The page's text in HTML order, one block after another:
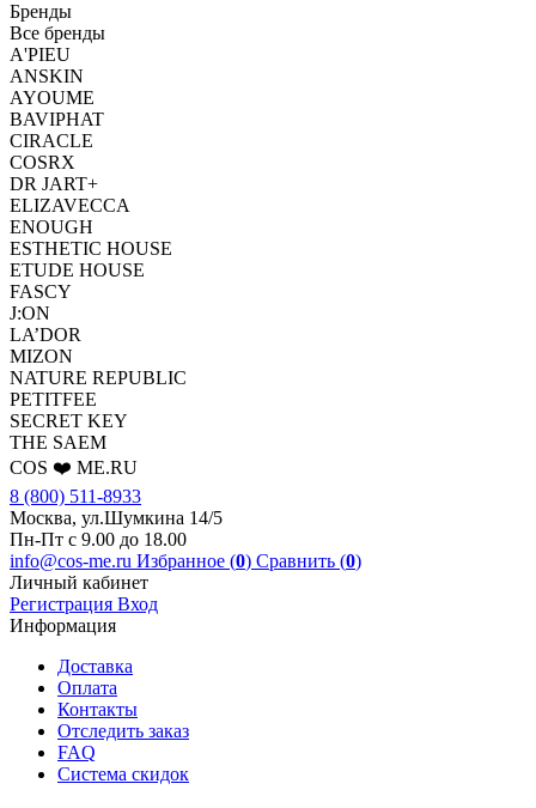
Бренды
Все бренды
A'PIEU
ANSKIN
AYOUME
BAVIPHAT
CIRACLE
COSRX
DR JART+
ELIZAVECCA
ENOUGH
ESTHETIC HOUSE
ETUDE HOUSE
FASCY
J:ON
LA’DOR
MIZON
NATURE REPUBLIC
PETITFEE
SEСRET KEY
THE SAEM
COS ❤️ ME.RU
8 (800) 511-8933
Москва, ул.Шумкина 14/5
Пн-Пт с 9.00 до 18.00
info@cos-me.ru Избранное (0) Сравнить (0)
Личный кабинет
Регистрация Вход
Информация
Доставка
Оплата
Контакты
Отследить заказ
FAQ
Система скидок